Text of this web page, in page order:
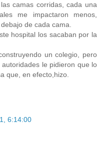
camas corridas, cada una
me impactaron menos,
de cada cama.
hospital los sacaban por la
un colegio, pero
le pidieron que lo
que, en efecto,hizo.
6:14:00